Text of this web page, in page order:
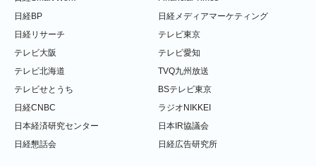
日経BP
日経メディアマーケティング
日経リサーチ
テレビ東京
テレビ大阪
テレビ愛知
テレビ北海道
TVQ九州放送
テレビせとうち
BSテレビ東京
日経CNBC
ラジオNIKKEI
日本経済研究センター
日本IR協議会
日経懇話会
日経広告研究所